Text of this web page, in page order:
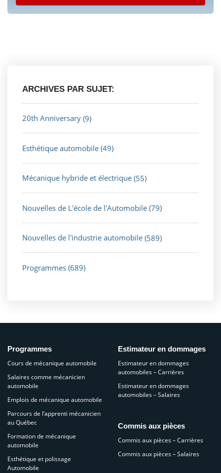
ARCHIVES PAR SUJET:
20th Anniversary (9)
Esthétique automobile (49)
Mécanique hybride et électrique (55)
Nouvelles de L'école de l'Automobile (79)
Nouvelles de l'industrie automobile (589)
Programmes (689)
Programmes
Cours de mécanique automobile
Salaires comme mécanicien
automobile
Emplois de mécanique automobile
Parcours de l’apprenti mécanicien
au Québec
Formation de mécanique
automobile
Esthétique et polissage
Automobile
Estimateur en dommages
Estimateur en dommages
automobiles – Carrières
Estimateur en dommages
automobiles – Salaires
Commis aux pièces
Commis aux pièces – Carrières
Commis aux pièces – Salaires